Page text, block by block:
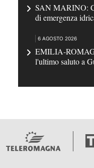
SAN MARINO:
di emergenza
6 AGOSTO 2026
EMILIA-
l'ultimo saluto a